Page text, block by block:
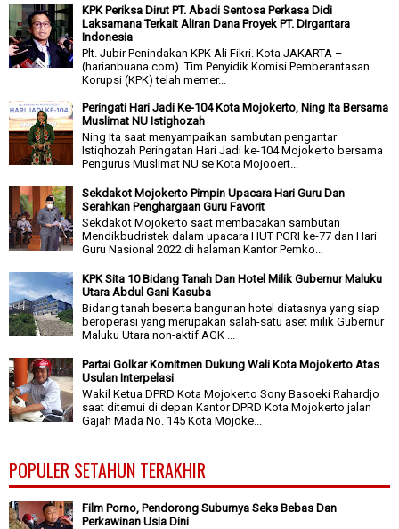
KPK Periksa Dirut PT. Abadi Sentosa Perkasa Didi
Laksamana Terkait Aliran Dana Proyek PT. Dirgantara
Indonesia
Plt. Jubir Penindakan KPK Ali Fikri. Kota JAKARTA –
(harianbuana.com). Tim Penyidik Komisi Pemberantasan
Korupsi (KPK) telah memer...
Peringati Hari Jadi Ke-104 Kota Mojokerto, Ning Ita Bersama
Muslimat NU Istighozah
Ning Ita saat menyampaikan sambutan pengantar
Istiqhozah Peringatan Hari Jadi ke-104 Mojokerto bersama
Pengurus Muslimat NU se Kota Mojooert...
Sekdakot Mojokerto Pimpin Upacara Hari Guru Dan
Serahkan Penghargaan Guru Favorit
Sekdakot Mojokerto saat membacakan sambutan
Mendikbudristek dalam upacara HUT PGRI ke-77 dan Hari
Guru Nasional 2022 di halaman Kantor Pemko...
KPK Sita 10 Bidang Tanah Dan Hotel Milik Gubernur Maluku
Utara Abdul Gani Kasuba
Bidang tanah beserta bangunan hotel diatasnya yang siap
beroperasi yang merupakan salah-satu aset milik Gubernur
Maluku Utara non-aktif AGK ...
Partai Golkar Komitmen Dukung Wali Kota Mojokerto Atas
Usulan Interpelasi
Wakil Ketua DPRD Kota Mojokerto Sony Basoeki Rahardjo
saat ditemui di depan Kantor DPRD Kota Mojokerto jalan
Gajah Mada No. 145 Kota Mojoke...
POPULER SETAHUN TERAKHIR
Film Porno, Pendorong Suburnya Seks Bebas Dan
Perkawinan Usia Dini